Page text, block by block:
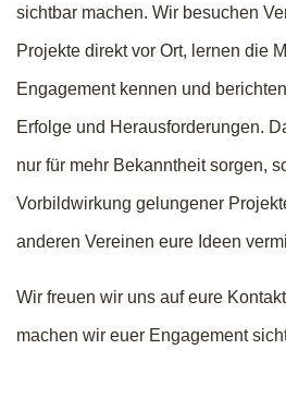
sichtbar machen. Wir besuchen
Projekte direkt vor Ort, lernen die
Engagement kennen und
Erfolge und Herausforderungen.
nur für mehr Bekanntheit sorgen,
Vorbildwirkung gelungener
anderen Vereinen eure Ideen
Wir freuen wir uns auf eure
machen wir euer Engagement